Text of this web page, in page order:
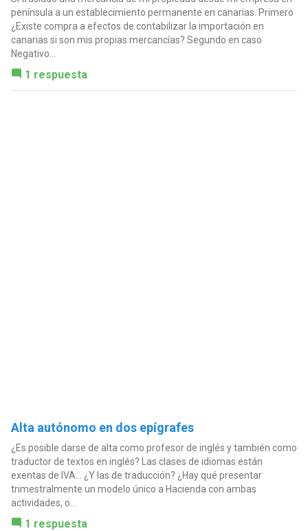
península a un establecimiento permanente en canarias. Primero
¿Existe compra a efectos de contabilizar la importación en
canarias si son mis propias mercancías? Segundo en caso
Negativo...
1 respuesta
Alta autónomo en dos epígrafes
¿Es posible darse de alta como profesor de inglés y también como
traductor de textos en inglés? Las clases de idiomas están
exentas de IVA... ¿Y las de traducción? ¿Hay qué presentar
trimestralmente un modelo único a Hacienda con ambas
actividades, o...
1 respuesta